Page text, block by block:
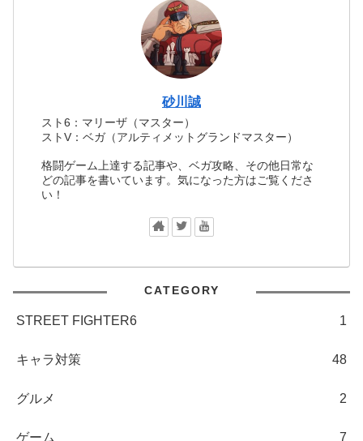
砂川誠
スト6：マリーザ（マスター）
ストV：ベガ（アルティメットグランドマスター）
格闘ゲーム上達する記事や、ベガ攻略、その他日常な
どの記事を書いています。気になった方はご覧くださ
い！
CATEGORY
STREET FIGHTER6 1
キャラ対策 48
グルメ 2
ゲーム 7